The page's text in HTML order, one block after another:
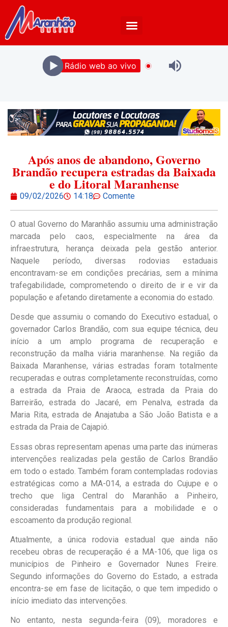
Rádio web ao vivo
Após anos de abandono, Governo
Brandão recupera estradas da Baixada
e do Litoral Maranhense
09/02/2026 14:18 Comente
O atual Governo do Maranhão assumiu uma administração
marcada pelo caos, especialmente na área da
infraestrutura, herança deixada pela gestão anterior.
Naquele período, diversas rodovias estaduais
encontravam-se em condições precárias, sem a mínima
trafegabilidade, comprometendo o direito de ir e vir da
população e afetando diretamente a economia do estado.
Desde que assumiu o comando do Executivo estadual, o
governador Carlos Brandão, com sua equipe técnica, deu
início a um amplo programa de recuperação e
reconstrução da malha viária maranhense. Na região da
Baixada Maranhense, várias estradas foram totalmente
recuperadas e outras completamente reconstruídas, como
a estrada da Praia de Araoca, estrada da Praia do
Barreirão, estrada do Jacaré, em Penalva, estrada da
Maria Rita, estrada de Anajatuba a São João Batista e a
estrada da Praia de Cajapió.
Essas obras representam apenas uma parte das inúmeras
intervenções realizadas pela gestão de Carlos Brandão
em todo o estado. Também foram contempladas rodovias
estratégicas como a MA-014, a estrada do Cujupe e o
trecho que liga Central do Maranhão a Pinheiro,
consideradas fundamentais para a mobilidade e o
escoamento da produção regional.
Atualmente, a única rodovia estadual que ainda não
recebeu obras de recuperação é a MA-106, que liga os
municípios de Pinheiro e Governador Nunes Freire.
Segundo informações do Governo do Estado, a estrada
encontra-se em fase de licitação, o que tem impedido o
início imediato das intervenções.
No entanto, nesta segunda-feira (09), moradores e